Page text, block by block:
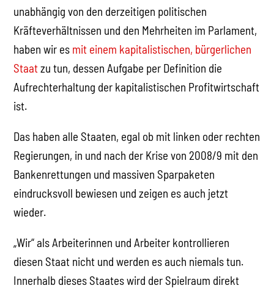
unabhängig von den derzeitigen politischen
Kräfteverhältnissen und den Mehrheiten im Parlament,
haben wir es mit einem kapitalistischen, bürgerlichen
Staatzu tun, dessen Aufgabe per Definition die
Aufrechterhaltung der kapitalistischen Profitwirtschaft
ist.
Das haben alle Staaten, egal ob mit linken oder rechten
Regierungen, in und nach der Krise von 2008/9 mit den
Bankenrettungen und massiven Sparpaketen
eindrucksvoll bewiesen und zeigen es auch jetzt
wieder.
„Wir“ als Arbeiterinnen und Arbeiter kontrollieren
diesen Staat nicht und werden es auch niemals tun.
Innerhalb dieses Staates wird der Spielraum direkt